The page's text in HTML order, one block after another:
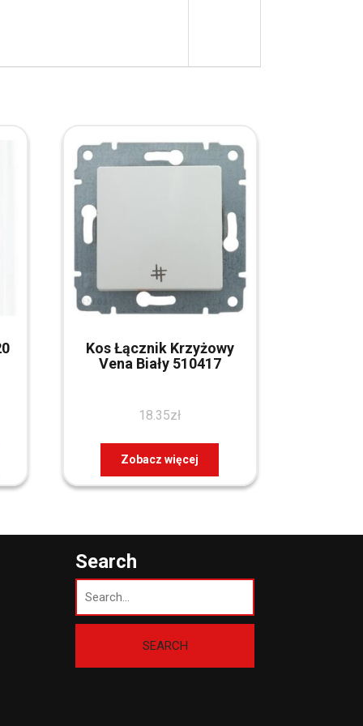
Kos Łącznik Krzyżowy
Vena Biały 510417
18.35zł
Zobacz więcej
Search